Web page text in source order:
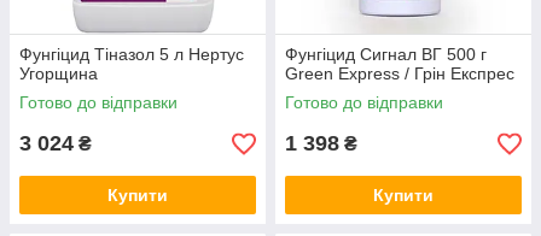
Фунгіцид Тіназол 5 л Нертус
Угорщина
Готово до відправки
3 024 ₴
Купити
Фунгіцид Сигнал ВГ 500 г
Green Express / Грін Експрес
Готово до відправки
1 398 ₴
Купити